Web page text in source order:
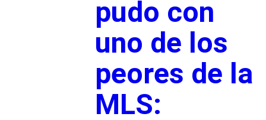
pudo con
uno de los
peores de la
MLS: